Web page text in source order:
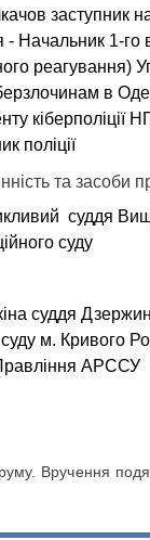
заступник
- Начальник 1-го
реагування)
в
кіберполіції
поліції
та засоби
суддя
суду
суддя
м. Кривого
АРССУ
Вручення